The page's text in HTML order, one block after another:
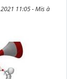
11:05 - Mis à